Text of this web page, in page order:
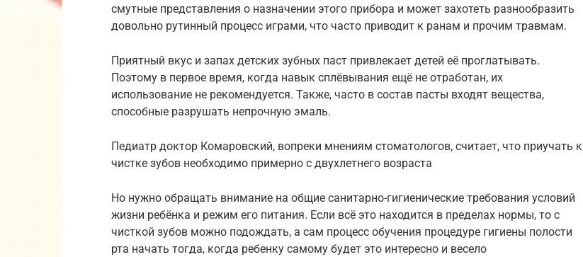
смутные представления о назначении этого прибора и может захотеть разнообразить
довольно рутинный процесс играми, что часто приводит к ранам и прочим травмам.
Приятный вкус и запах детских зубных паст привлекает детей её проглатывать.
Поэтому в первое время, когда навык сплёвывания ещё не отработан, их
использование не рекомендуется. Также, часто в состав пасты входят вещества,
способные разрушать непрочную эмаль.
Педиатр доктор Комаровский, вопреки мнениям стоматологов, считает, что приучать к
чистке зубов необходимо примерно с двухлетнего возраста
Но нужно обращать внимание на общие санитарно-гигиенические требования условий
жизни ребёнка и режим его питания. Если всё это находится в пределах нормы, то с
чисткой зубов можно подождать, а сам процесс обучения процедуре гигиены полости
рта начать тогда, когда ребенку самому будет это интересно и весело